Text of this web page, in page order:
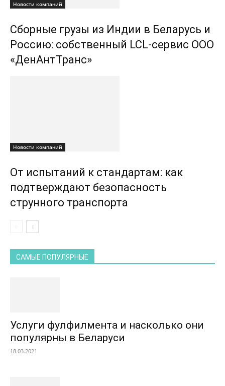
Новости компаний
Сборные грузы из Индии в Беларусь и
Россию: собственный LCL-сервис ООО
«ДенАнтТранс»
Новости компаний
От испытаний к стандартам: как
подтверждают безопасность
струнного транспорта
САМЫЕ ПОПУЛЯРНЫЕ
Услуги фулфилмента и насколько они
популярны в Беларуси
18.03.2021